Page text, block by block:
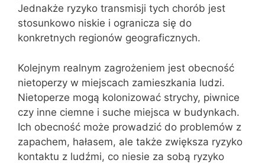
Jednakże ryzyko transmisji tych chorób jest
stosunkowo niskie i ogranicza się do
konkretnych regionów geograficznych.
Kolejnym realnym zagrożeniem jest obecność
nietoperzy w miejscach zamieszkania ludzi.
Nietoperze mogą kolonizować strychy, piwnice
czy inne ciemne i suche miejsca w budynkach.
Ich obecność może prowadzić do problemów z
zapachem, hałasem, ale także zwiększa ryzyko
kontaktu z ludźmi, co niesie za sobą ryzyko